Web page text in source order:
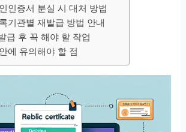
인증서 분실 시 대처 방법
기관별 재발급 방법 안내
급 후 꼭 해야 할 작업
에 유의해야 할 점